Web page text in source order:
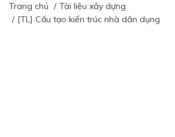
Trang chủ
Tài liệu xây dựng
[TL] Cấu tạo kiến trúc nhà dân dụng